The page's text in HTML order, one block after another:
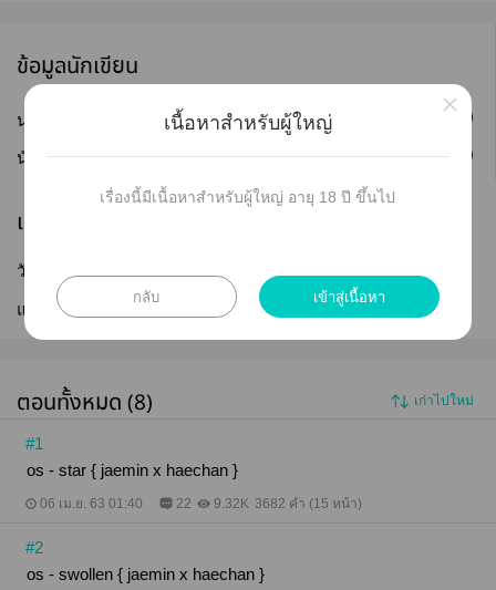
ข้อมูลนักเขียน
นามปากกา : jmjamnana
นักเขียน :[อัพช้าค่ะ] jmjamnana ติดตาม
เผยแพร่
วันที่เผยแพร่ :
แก้ไขล่าสุด :
ตอนทั้งหมด (8) เก่าไปใหม่
#1
os - star { jaemin x haechan }
06 เม.ย. 63 01:40 22 9.32K 3682 คำ (15 หน้า)
#2
os - swollen { jaemin x haechan }
เนื้อหาสำหรับผู้ใหญ่
เรื่องนี้มีเนื้อหาสำหรับผู้ใหญ่ อายุ 18 ปี ขึ้นไป
กลับ เข้าสู่เนื้อหา
×